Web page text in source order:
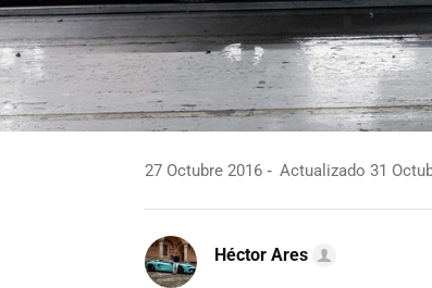
27 Octubre 2016 Actualizado 31
Héctor Ares